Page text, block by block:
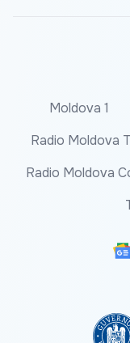
Moldova 1
Radio Moldova
Radio Moldova